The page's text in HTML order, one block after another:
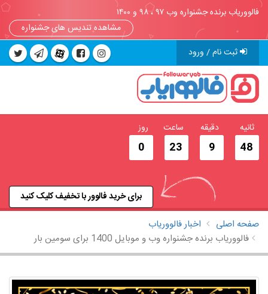
فالووریاب برنده جشنواره وب ۹۷ ، ۹۸ و ۱۴۰۰
مشاهده تندیس های جشنواره
ثبت نام / ورود
47
ثانیه
9
دقیقه
23
ساعت
0
روز
برای خرید فالوور با تخفیف کلیک کنید
صفحه اصلی
اخبار فالووریاب
فالووریاب برنده جشنواره وب و موبایل 1400 برای سومین بار